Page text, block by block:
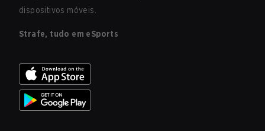
dispositivos móveis.
Strafe, tudo em eSports